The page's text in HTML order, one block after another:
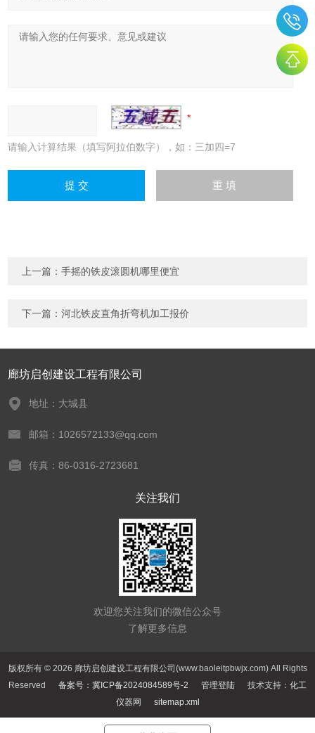
请输入计算结果（填写阿拉伯数字），如：三加四=7
上一篇：手摇的铁皮滚圆机哪里便宜
下一篇：河北铁皮直角折弯机加工报价
廊坊启创建设工程有限公司
地址：大城县
邮箱：1026572133@qq.com
传真：86-0316-2723681
关注我们
欢迎您关注我们的微信公众号
了解更多信息
版权所有 © 2026 廊坊启创建设工程有限公司(www.baoleitpbwjx.com) All Rights
Reserved 备案号：冀ICP备2024084589号-2 管理登陆 技术支持： 化工
仪器网
sitemap.xml